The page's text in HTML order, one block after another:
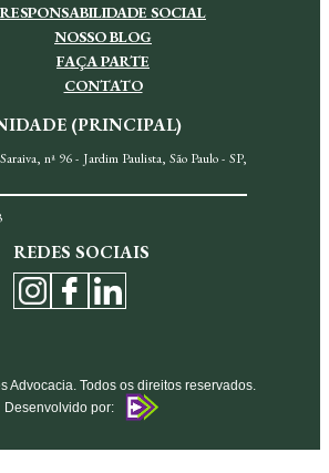
RESPONSABILIDADE SOCIAL
NOSSO BLOG
FAÇA PARTE
CONTATO
(PRINCIPAL)
nª 96 - Jardim Paulista, São Paulo - SP,
REDES SOCIAIS
Advocacia. Todos os direitos reservados.
Desenvolvido por: